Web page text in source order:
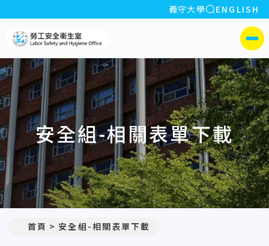
:::
義守大學 全站搜索
ENGLISH
側選單
安全組-相關表單下載
首頁 安全組-相關表單下載